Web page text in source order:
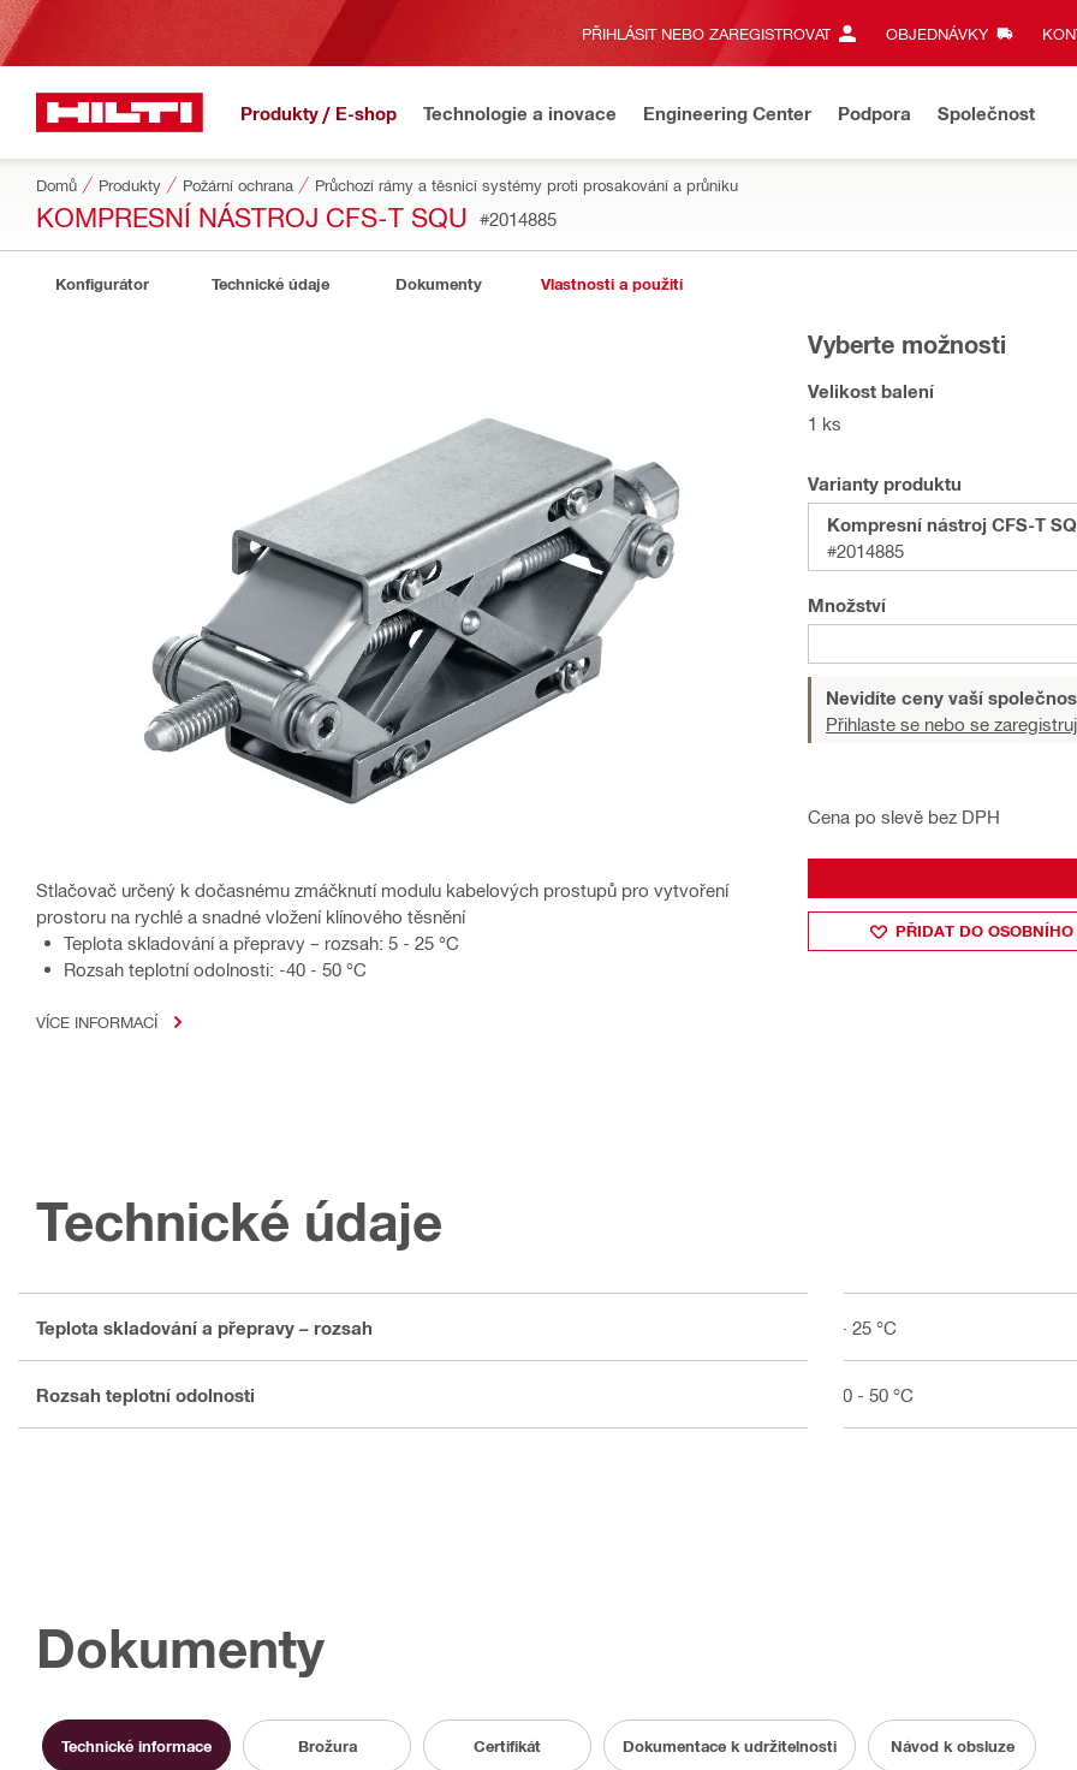
PŘIHLÁSIT NEBO ZAREGISTROVAT OBJEDNÁVKY
Produkty / E-shop Technologie a inovace Engineering Center Podpora Společnost
Domů Produkty Požární ochrana Průchozí rámy a těsnicí systémy proti prosakování a průniku
KOMPRESNÍ NÁSTROJ CFS-T SQU #2014885
Konfigurátor Technické údaje Dokumenty Vlastnosti a použití
Stlačovač určený k dočasnému zmáčknutí modulu kabelových prostupů pro vytvoření
prostoru na rychlé a snadné vložení klínového těsnění
Teplota skladování a přepravy – rozsah: 5 - 25 °C
Rozsah teplotní odolnosti: -40 - 50 °C
VÍCE INFORMACÍ
Vyberte možnosti
Velikost balení
1 ks
Varianty produktu
Kompresní nástroj CFS-T
#2014885
Množství
Nevidíte ceny vaší
Přihlaste se nebo se
Cena po slevě bez DPH
PŘIDAT DO
Technické údaje
Teplota skladování a přepravy – rozsah 5 - 25 °C
Rozsah teplotní odolnosti -40 - 50 °C
Dokumenty
Technické informace Brožura Certifikát Dokumentace k udržitelnosti Návod k obsluze